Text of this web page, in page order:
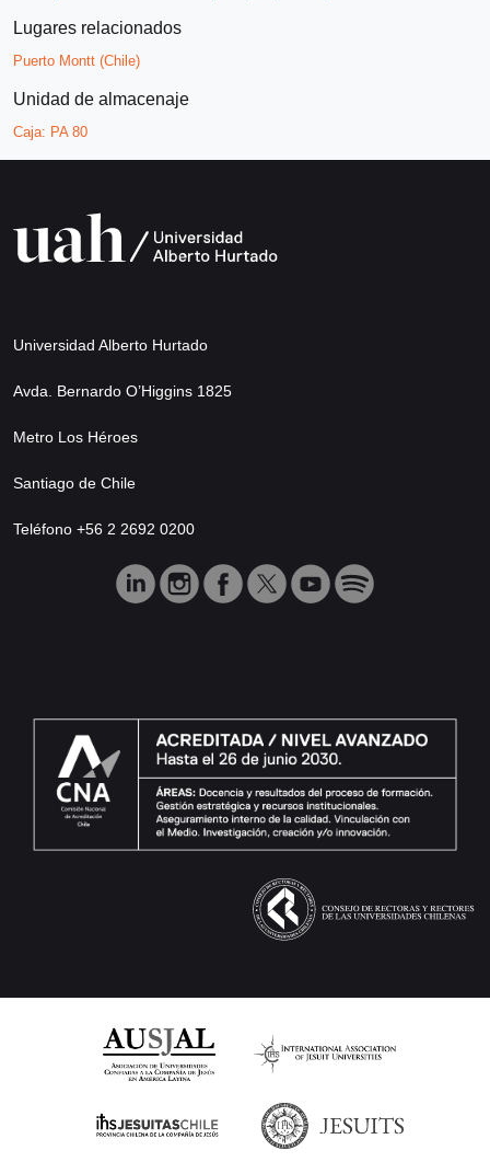
Lugares relacionados
Puerto Montt (Chile)
Unidad de almacenaje
Caja: PA 80
Universidad Alberto Hurtado
Avda. Bernardo O’Higgins 1825
Metro Los Héroes
Santiago de Chile
Teléfono +56 2 2692 0200